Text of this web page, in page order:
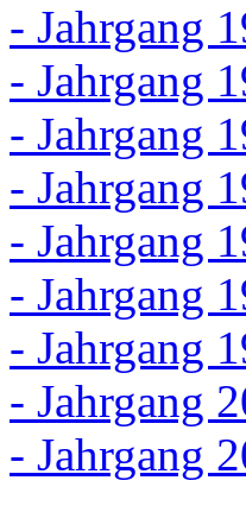
- Jahrgang
- Jahrgang
- Jahrgang
- Jahrgang
- Jahrgang
- Jahrgang
- Jahrgang
- Jahrgang
- Jahrgang